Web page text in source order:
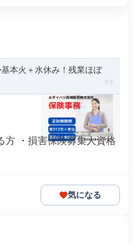
本火＋水休み！残業ほぼ
方 ・損害保険募集人資格
気になる